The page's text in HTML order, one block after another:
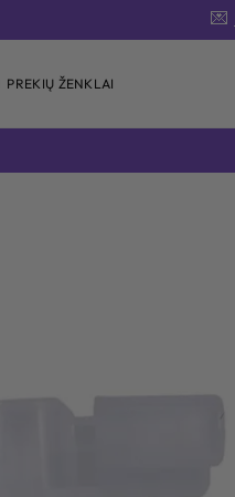
💌
PREKIŲ ŽENKLAI